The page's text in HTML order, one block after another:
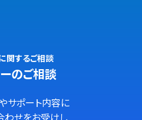
関するご相談
のご相談
サポート内容に
わせをお受けし